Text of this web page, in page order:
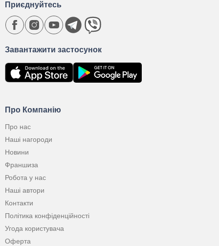
Про Компанію
Про нас
Наші нагороди
Новини
Франшиза
Робота у нас
Наші автори
Контакти
Політика конфіденційності
Угода користувача
Оферта
Завантажити застосунок
Приєднуйтесь